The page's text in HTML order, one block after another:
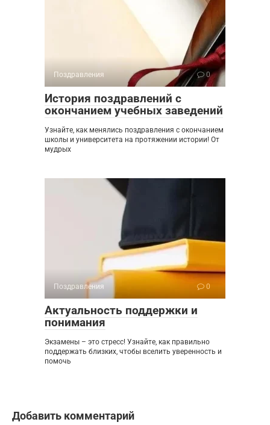
Поздравления 0
История поздравлений с
окончанием учебных заведений
Узнайте, как менялись поздравления с окончанием
школы и университета на протяжении истории! От
мудрых
Поздравления 0
Актуальность поддержки и
понимания
Экзамены – это стресс! Узнайте, как правильно
поддержать близких, чтобы вселить уверенность и
помочь
Добавить комментарий